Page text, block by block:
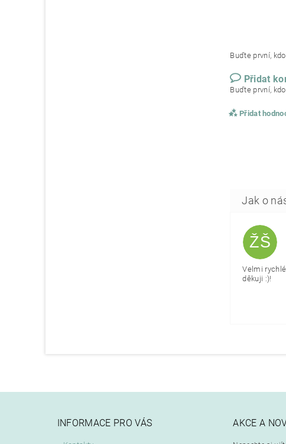
Buďte první,
Přidat
Buďte první,
Přidat
ŽŠ
Velmi
děkuji :)!
INFORMACE PRO VÁS AKCE A